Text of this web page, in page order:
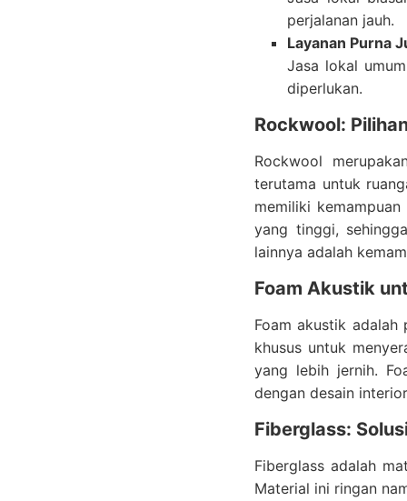
perjalanan jauh.
Layanan Purna
Jasa lokal
diperlukan.
Rockwool:
Rockwool
terutama untuk
memiliki
yang tinggi,
lainnya adalah
Foam Akustik
Foam akustik
khusus untuk
yang lebih jernih.
dengan desain
Fiberglass:
Fiberglass adalah
Material ini ringan